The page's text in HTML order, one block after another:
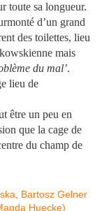
toute sa longueur.
d’un grand
des toilettes, lieu
mais
du mal’.
lieu de
être un peu en
que la cage de
du champ de